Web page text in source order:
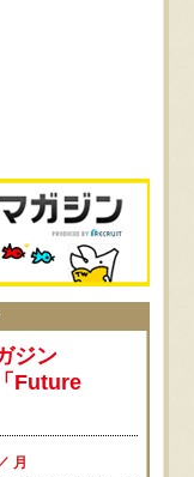
ジン
Future
月